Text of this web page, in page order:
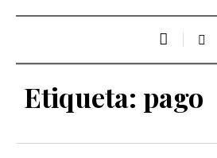
Etiqueta: pago